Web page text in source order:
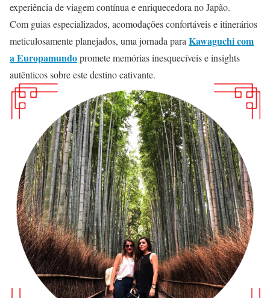
experiência de viagem contínua e enriquecedora no Japão.
Com guias especializados, acomodações confortáveis e itinerários
meticulosamente planejados, uma jornada paraKawaguchi com
a Europamundopromete memórias inesquecíveis e insights
autênticos sobre este destino cativante.